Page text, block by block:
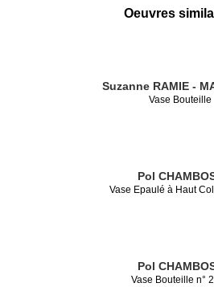
Oeuvres
Suzanne RAMIE -
Vase Bouteille
Pol
Vase Epaulé à Haut
Pol
Vase Bouteille n°